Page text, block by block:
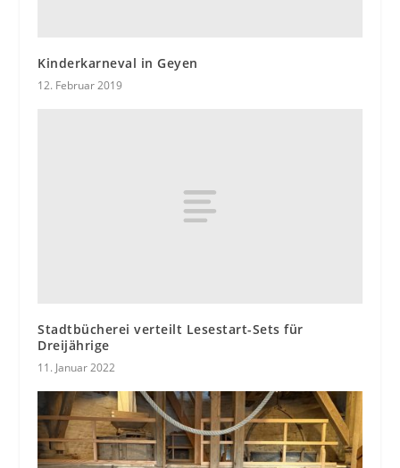
Kinderkarneval in Geyen
12. Februar 2019
Stadtbücherei verteilt Lesestart-Sets für
Dreijährige
11. Januar 2022